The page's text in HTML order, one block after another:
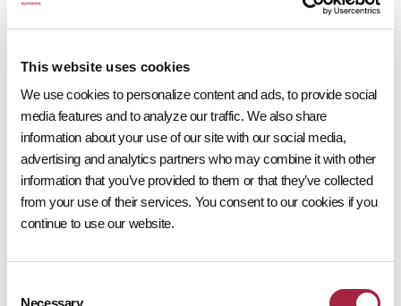
This website uses cookies
We use cookies to personalize content and ads, to provide social
media features and to analyze our traffic. We also share
information about your use of our site with our social media,
advertising and analytics partners who may combine it with other
information that you’ve provided to them or that they’ve collected
from your use of their services. You consent to our cookies if you
continue to use our website.
Necessary
Statistics (11)
Statistic cookies help website owners to
understand how visitors interact with websites
by collecting and reporting information
anonymously.
Name Provider Purpose
Maximum
Storage
_dd
Vi
Registers
1
a